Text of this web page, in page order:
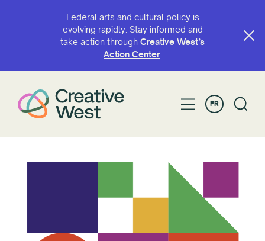
Federal arts and cultural policy is
evolving rapidly. Stay informed and
take action through Creative West’s
Action Center.
FR